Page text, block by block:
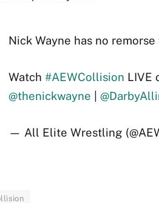
Nick Wayne has no
Watch #AEWCollision LIVE
@thenickwayne
— All Elite Wrestling